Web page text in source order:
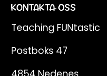
KONTAKTA OSS
Teaching FUNtastic
Postboks 47